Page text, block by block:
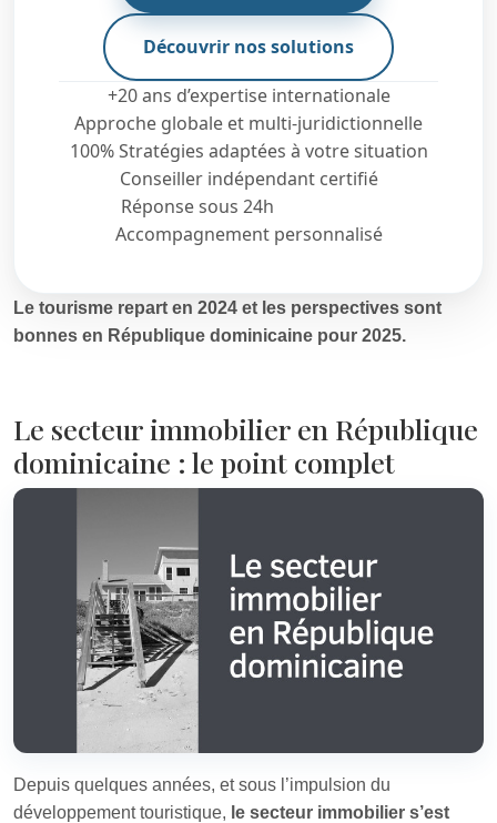
Découvrir nos solutions
+20 ans d’expertise internationale
Approche globale et multi-juridictionnelle
100% Stratégies adaptées à votre situation
Conseiller indépendant certifié
Réponse sous 24h
Accompagnement personnalisé
Le tourisme repart en 2024 et les perspectives sont
bonnes en République dominicaine pour 2025.
Le secteur immobilier en République
dominicaine : le point complet
Depuis quelques années, et sous l’impulsion du
développement touristique, le secteur immobilier s’est